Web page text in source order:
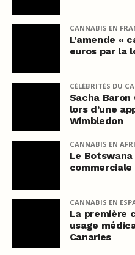
CANNABIS EN
L’amende «
euros par la
CÉLÉBRITÉS DU
Sacha Baron
lors d’une
Wimbledon
CANNABIS EN
Le
CANNABIS EN
La première
usage
Canaries